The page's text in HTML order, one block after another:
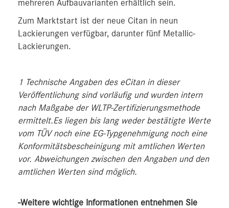
mehreren Aufbauvarianten erhältlich sein.
Zum Marktstart ist der neue Citan in neun
Lackierungen verfügbar, darunter fünf Metallic-
Lackierungen.
1 Technische Angaben des eCitan in dieser
Veröffentlichung sind vorläufig und wurden intern
nach Maßgabe der WLTP-Zertifizierungsmethode
ermittelt.Es liegen bis lang weder bestätigte Werte
vom TÜV noch eine EG-Typgenehmigung noch eine
Konformitätsbescheinigung mit amtlichen Werten
vor. Abweichungen zwischen den Angaben und den
amtlichen Werten sind möglich.
-Weitere wichtige Informationen entnehmen Sie